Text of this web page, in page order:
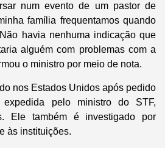
num evento de um pastor de
família frequentamos quando
havia nenhuma indicação que
alguém com problemas com a
o ministro por meio de nota.
nos Estados Unidos após pedido
pelo ministro do STF,
Ele também é investigado por
às instituições.